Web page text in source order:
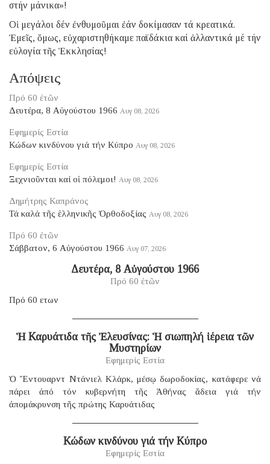
στήν μάνικα»!
Οἱ μεγάλοι δέν ἐνθυμοῦμαι ἐάν δοκίμασαν τά κρεατικά.
Ἐμεῖς, ὅμως, εὐχαριστηθήκαμε παϊδάκια καί ἀλλαντικά μέ τήν
εὐλογία τῆς Ἐκκλησίας!
Απόψεις
Πρό 60 ἐτῶν
Δευτέρα, 8 Αὐγούστου 1966 Αυγ 08, 2026
Εφημερίς Εστία
Κώδων κινδύνου γιά τήν Κύπρο Αυγ 08, 2026
Εφημερίς Εστία
Ξεχνιοῦνται καί οἱ πόλεμοι! Αυγ 08, 2026
Δημήτρης Καπράνος
Τά καλά τῆς ἑλληνικῆς Ὀρθοδοξίας Αυγ 08, 2026
Πρό 60 ἐτῶν
Σάββατον, 6 Αὐγούστου 1966 Αυγ 07, 2026
Δευτέρα, 8 Αὐγούστου 1966
Πρό 60 ἐτῶν
Πρό 60 ετων
Ἡ Καρυάτιδα τῆς Ἐλευσίνας: Ἡ σιωπηλή ἱέρεια τῶν
Μυστηρίων
Εφημερίς Εστία
Ὁ Ἔντουαρντ Ντάνιελ Κλάρκ, μέσῳ δωροδοκίας, κατάφερε νά
πάρει ἀπό τόν κυβερνήτη τῆς Ἀθήνας ἄδεια γιά τήν
ἀπομάκρυνση τῆς πρώτης Καρυάτιδας
Κώδων κινδύνου γιά τήν Κύπρο
Εφημερίς Εστία